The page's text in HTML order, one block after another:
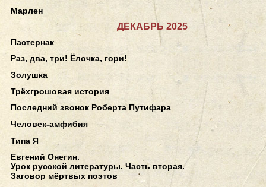
Марлен
ДЕКАБРЬ 2025
Пастернак
Раз, два, три! Ёлочка, гори!
Золушка
Трёхгрошовая история
Последний звонок Роберта Путифара
Человек-амфибия
Типа Я
Евгений Онегин.
Урок русской литературы. Часть вторая.
Заговор мёртвых поэтов